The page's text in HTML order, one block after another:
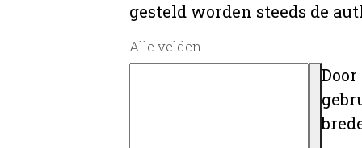
gesteld worden steeds de
Alle velden